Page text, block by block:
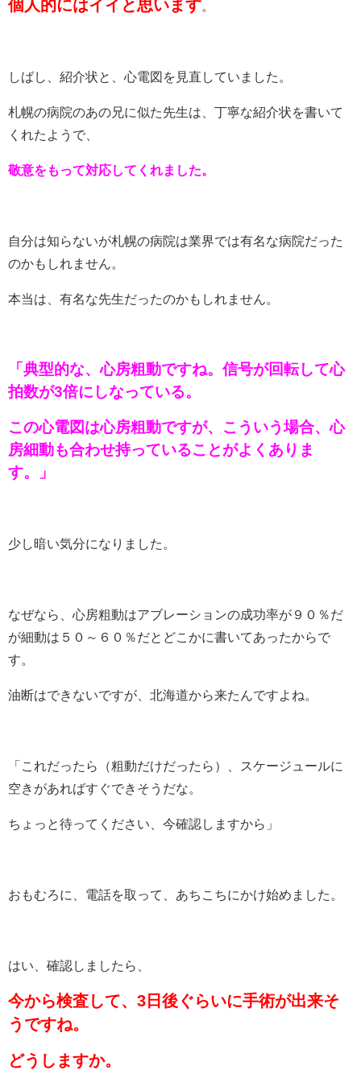
個人的にはイイと思います
しばし、紹介状と、心電図を見直していました。
札幌の病院のあの兄に似た先生は、丁寧な紹介状を書いて
くれたようで、
敬意をもって対応してくれました。
自分は知らないが札幌の病院は業界では有名な病院だった
のかもしれません。
本当は、有名な先生だったのかもしれません。
「典型的な、心房粗動ですね。信号が回転して心
拍数が3倍にしなっている。
この心電図は心房粗動ですが、
こういう場合、心
房細動も合わせ持っていることがよくありま
す。」
少し暗い気分になりました。
なぜなら、心房粗動はアブレーションの成功率が９０％だ
が細動は５０～６０％だとどこかに書いてあったからで
す。
油断はできないですが、北海道から来たんですよね。
「これだったら（粗動だけだったら）、スケージュールに
空きがあればすぐできそうだな。
ちょっと待ってください、今確認しますから」
おもむろに、電話を取って、あちこちにかけ始めました。
はい、確認しましたら、
今から検査して、3日後ぐらいに手術が出来そ
うですね。
どうしますか。